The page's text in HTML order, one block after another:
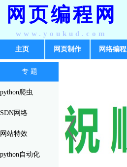
网页编程网
www.youkud.com
主页 网页制作 网络编程
专 题
python爬虫
SDN网络
网站特效
python自动化